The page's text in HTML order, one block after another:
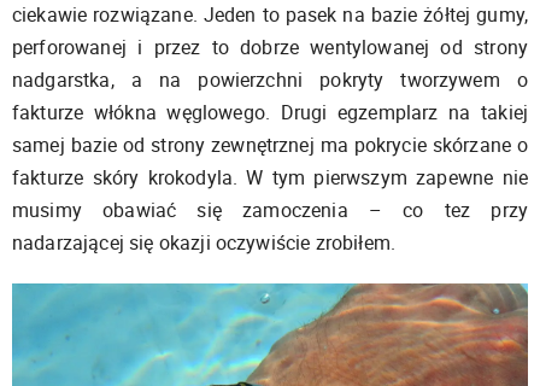
ciekawie rozwiązane. Jeden to pasek na bazie żółtej gumy,
perforowanej i przez to dobrze wentylowanej od strony
nadgarstka, a na powierzchni pokryty tworzywem o
fakturze włókna węglowego. Drugi egzemplarz na takiej
samej bazie od strony zewnętrznej ma pokrycie skórzane o
fakturze skóry krokodyla. W tym pierwszym zapewne nie
musimy obawiać się zamoczenia – co tez przy
nadarzającej się okazji oczywiście zrobiłem.